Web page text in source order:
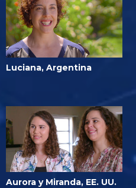
Luciana, Argentina
Aurora y Miranda, EE. UU.